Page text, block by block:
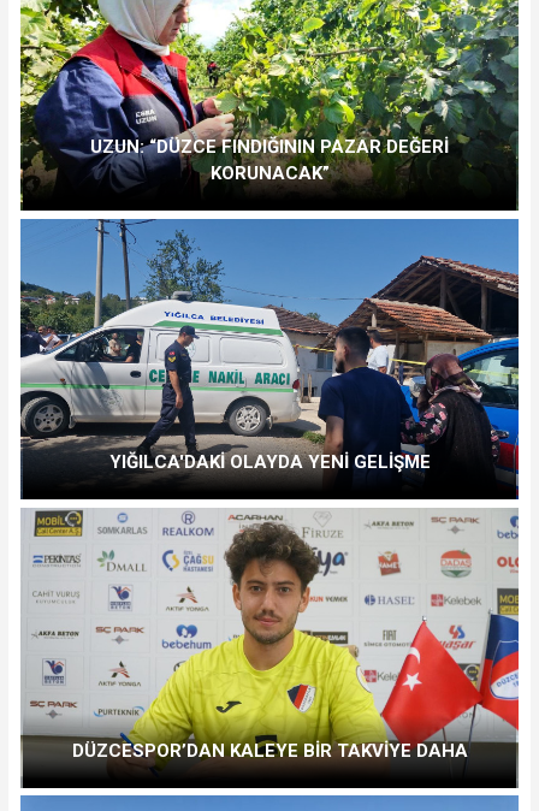
UZUN: “DÜZCE FINDIĞININ PAZAR DEĞERİ
KORUNACAK”
YIĞILCA'DAKİ OLAYDA YENİ GELİŞME
DÜZCESPOR’DAN KALEYE BİR TAKVİYE DAHA